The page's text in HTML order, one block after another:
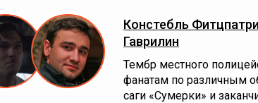
Констебль
Гаврилин
Тембр местного
фанатам по различным
саги «Сумерки» и